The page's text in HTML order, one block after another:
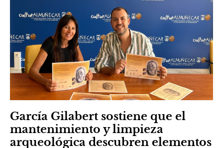
García Gilabert sostiene que el
mantenimiento y limpieza
arqueológica descubren elementos